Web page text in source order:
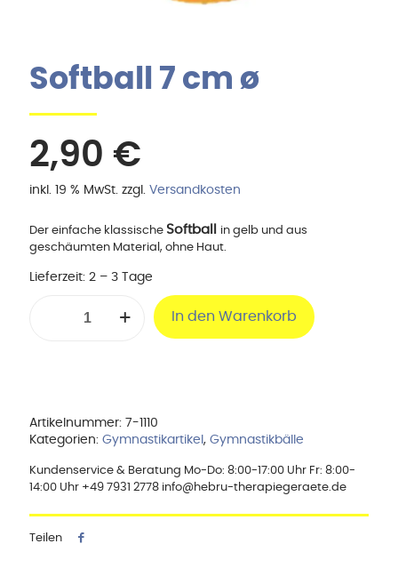
Softball 7 cm ø
2,90 €
inkl. 19 % MwSt. zzgl. Versandkosten
Der einfache klassische Softball
in gelb und aus
geschäumten Material, ohne Haut.
Lieferzeit: 2 – 3 Tage
In den Warenkorb
Artikelnummer: 7-1110
Kategorien: Gymnastikartikel , Gymnastikbälle
Kundenservice & Beratung Mo-Do: 8:00-17:00 Uhr Fr: 8:00-
14:00 Uhr +49 7931 2778 info@hebru-therapiegeraete.de
Teilen